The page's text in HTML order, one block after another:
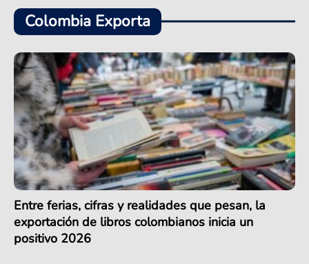
Colombia Exporta
Entre ferias, cifras y realidades que pesan, la
exportación de libros colombianos inicia un
positivo 2026